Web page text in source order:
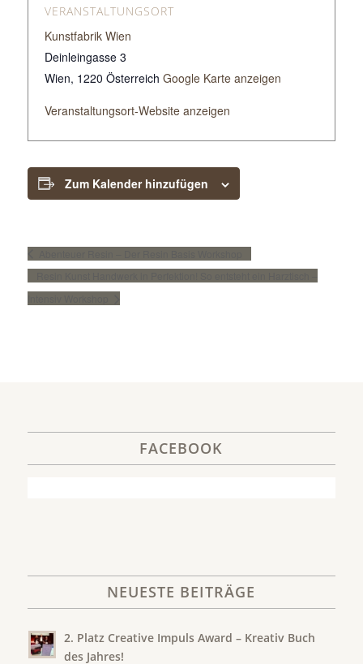
VERANSTALTUNGSORT
Kunstfabrik Wien
Deinleingasse 3
Wien, 1220 Österreich Google Karte anzeigen
Veranstaltungsort-Website anzeigen
Zum Kalender hinzufügen
FACEBOOK
NEUESTE BEITRÄGE
2. Platz Creative Impuls Award – Kreativ Buch
des Jahres!